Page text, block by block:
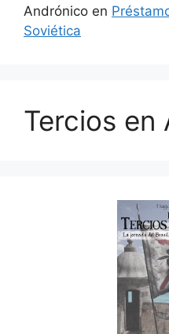
Andrónico en
Soviética
Tercios en